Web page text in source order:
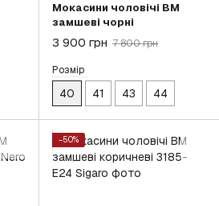
Мокасини чоловічі BM
замшеві чорні
3 900 грн 7 800 грн
Розмір
40 41 43 44
−50%